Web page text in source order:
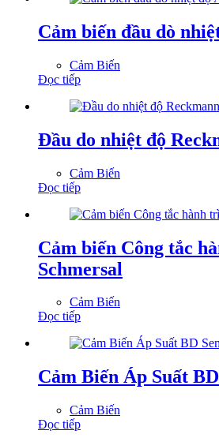
Cảm biến đầu dò
Cảm Biến
Đọc tiếp
Đầu do nhiệt độ
Cảm Biến
Đọc tiếp
Cảm biến Công tắc
Schmersal
Cảm Biến
Đọc tiếp
Cảm Biến Áp Suất
Cảm Biến
Đọc tiếp